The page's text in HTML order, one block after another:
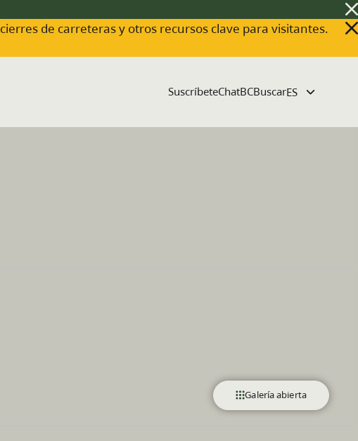
de carreteras y otros recursos clave para visitantes.
SuscríbeteChatBCBuscar
Galería abierta